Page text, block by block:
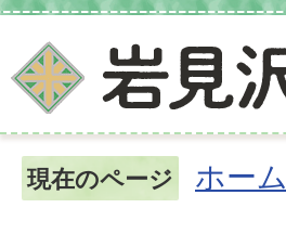
現在のページ ホーム